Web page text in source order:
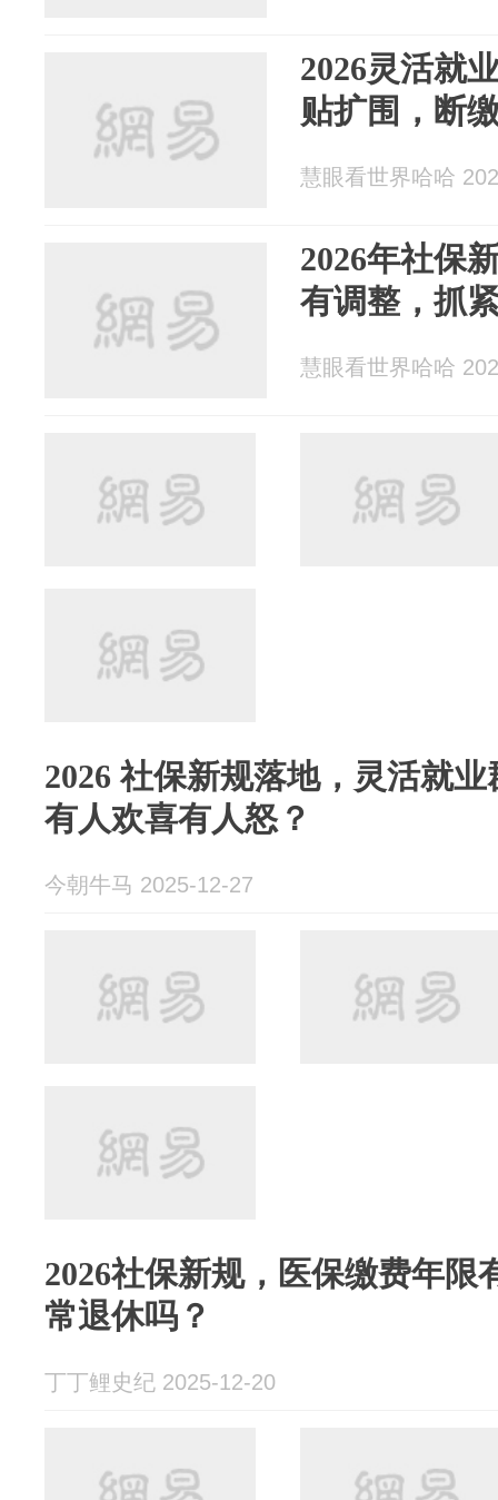
2026灵活就
贴扩围，断
慧眼看世界哈哈
2026年社保
有调整，抓
慧眼看世界哈哈
2026 社保新规落地，灵活就
有人欢喜有人怒？
今朝牛马 2025-12-27
2026社保新规，医保缴费年限
常退休吗？
丁丁鲤史纪 2025-12-20